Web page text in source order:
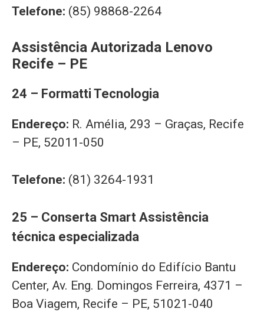
Telefone: (85) 98868-2264
Assistência Autorizada Lenovo
Recife – PE
24 – Formatti Tecnologia
Endereço: R. Amélia, 293 – Graças, Recife
– PE, 52011-050
Telefone: (81) 3264-1931
25 – Conserta Smart Assistência
técnica especializada
Endereço: Condomínio do Edifício Bantu
Center, Av. Eng. Domingos Ferreira, 4371 –
Boa Viagem, Recife – PE, 51021-040